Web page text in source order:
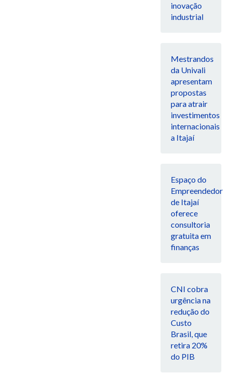
inovação
industrial
Mestrandos
da Univali
apresentam
propostas
para atrair
investimentos
internacionais
a Itajaí
Espaço do
Empreendedor
de Itajaí
oferece
consultoria
gratuita em
finanças
CNI cobra
urgência na
redução do
Custo
Brasil, que
retira 20%
do PIB